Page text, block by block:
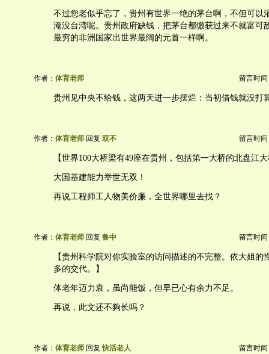
不过您老似乎忘了，贵州有世界一绝的茅台啊，不但可以
淹没台湾呢。贵州政府缺钱，把茅台都缴获过来不就富可
最穷的非洲国家出世界最阔的元首一样啊。
作者： 体育老师 留言时间
贵州见中央不给钱，这两天进一步摆烂：当初借钱就没打
作者： 体育老师 回复 双不 留言时间
【世界100大桥梁有49座在贵州，包括第一大桥的北盘江
大国基建能力举世无双！
再说工程师工人物美价廉，全世界哪里去找？
作者： 体育老师 回复 鲁中 留言时间
【贵州科学院对你实验室的访问描述的不完整。依大姐的
多的交代。】
体老年迈力衰，虽尚能饭，但早已心有余力不足。
再说，此文还不夠长吗？
作者： 体育老师 回复快活老人 留言时间